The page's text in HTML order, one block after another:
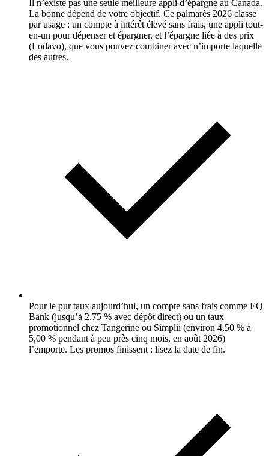
Il n’existe pas une seule meilleure appli d’épargne au Canada.
La bonne dépend de votre objectif. Ce palmarès 2026 classe
par usage : un compte à intérêt élevé sans frais, une appli tout-
en-un pour dépenser et épargner, et l’épargne liée à des prix
(Lodavo), que vous pouvez combiner avec n’importe laquelle
des autres.
Pour le pur taux aujourd’hui, un compte sans frais comme EQ
Bank (jusqu’à 2,75 % avec dépôt direct) ou un taux
promotionnel chez Tangerine ou Simplii (environ 4,50 % à
5,00 % pendant à peu près cinq mois, en août 2026)
l’emporte. Les promos finissent : lisez la date de fin.